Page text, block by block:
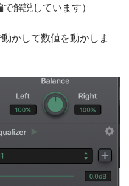
解説しています）
かして数値を動かしま